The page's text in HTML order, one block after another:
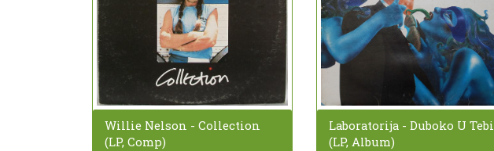
Willie Nelson - Collection
(LP, Comp)
Laboratorija - Duboko U Tebi
(LP, Album)